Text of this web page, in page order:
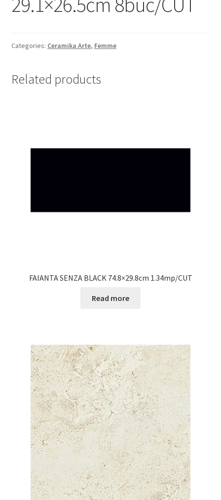
Categories: Ceramika Arte, Femme
Related products
FAIANTA SENZA BLACK 74.8×29.8cm 1.34mp/CUT
Read more